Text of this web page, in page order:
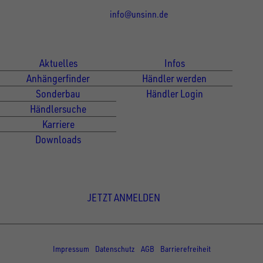
info@unsinn.de
Aktuelles
Anhängerfinder
Sonderbau
Händlersuche
Karriere
Downloads
Infos
Händler werden
Händler Login
JETZT ANMELDEN
Impressum
Datenschutz AGB Barrierefreiheit